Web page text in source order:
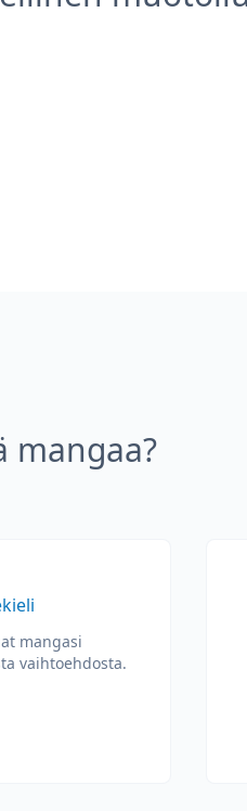
mangaa?
mangasi
vaihtoehdosta.